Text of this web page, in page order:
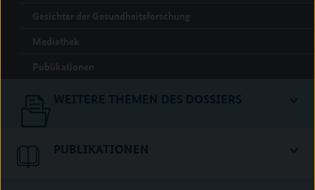
WEITERE THEMEN DES DOSSIERS
PUBLIKATIONEN